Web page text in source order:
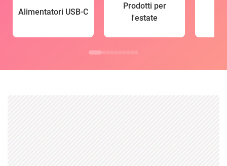
Alimentatori USB-C
Prodotti per
l'estate